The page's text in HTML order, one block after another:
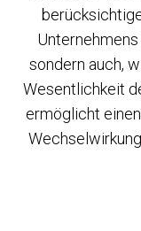
sondern auch,
Wesentlichkeit
ermöglicht